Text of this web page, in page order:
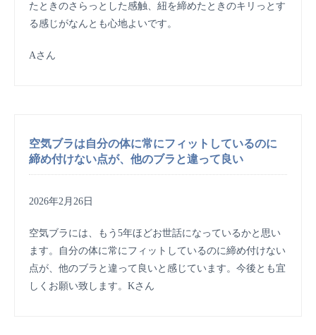
たときのさらっとした感触、紐を締めたときのキリっとす
る感じがなんとも心地よいです。
Aさん
空気ブラは自分の体に常にフィットしているのに
締め付けない点が、他のブラと違って良い
2026年2月26日
空気ブラには、もう5年ほどお世話になっているかと思い
ます。自分の体に常にフィットしているのに締め付けない
点が、他のブラと違って良いと感じています。今後とも宜
しくお願い致します。Kさん